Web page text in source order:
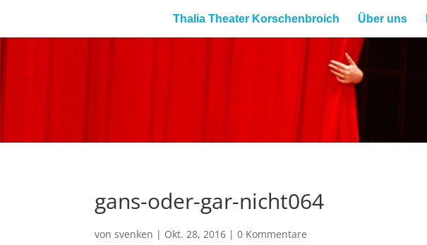
Thalia Theater Korschenbroich Über uns
gans-oder-gar-nicht064
vonsvenken | Okt. 28, 2016 |0 Kommentare